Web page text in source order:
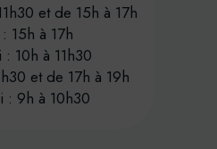
et de 15h à 17h
15h à 17h
10h à 11h30
et de 17h à 19h
: 9h à 10h30